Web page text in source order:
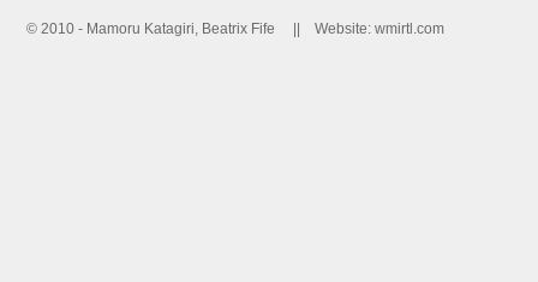
© 2010 - Mamoru Katagiri, Beatrix Fife || Website: wmirtl.com